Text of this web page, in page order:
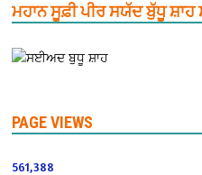
ਮਹਾਨ ਸੂਫ਼ੀ ਪੀਰ ਸਯੱਦ ਬੁੱਧੂ ਸ਼ਾਹ
PAGE VIEWS
561,388